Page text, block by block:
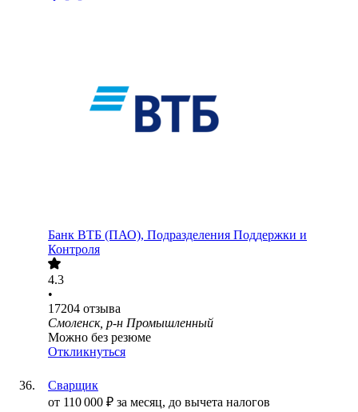
Банк ВТБ (ПАО), Подразделения Поддержки и
Контроля
4.3
•
17204 отзыва
Смоленск, р-н Промышленный
Можно без резюме
Откликнуться
Сварщик
от 110 000 ₽ за месяц, до вычета налогов